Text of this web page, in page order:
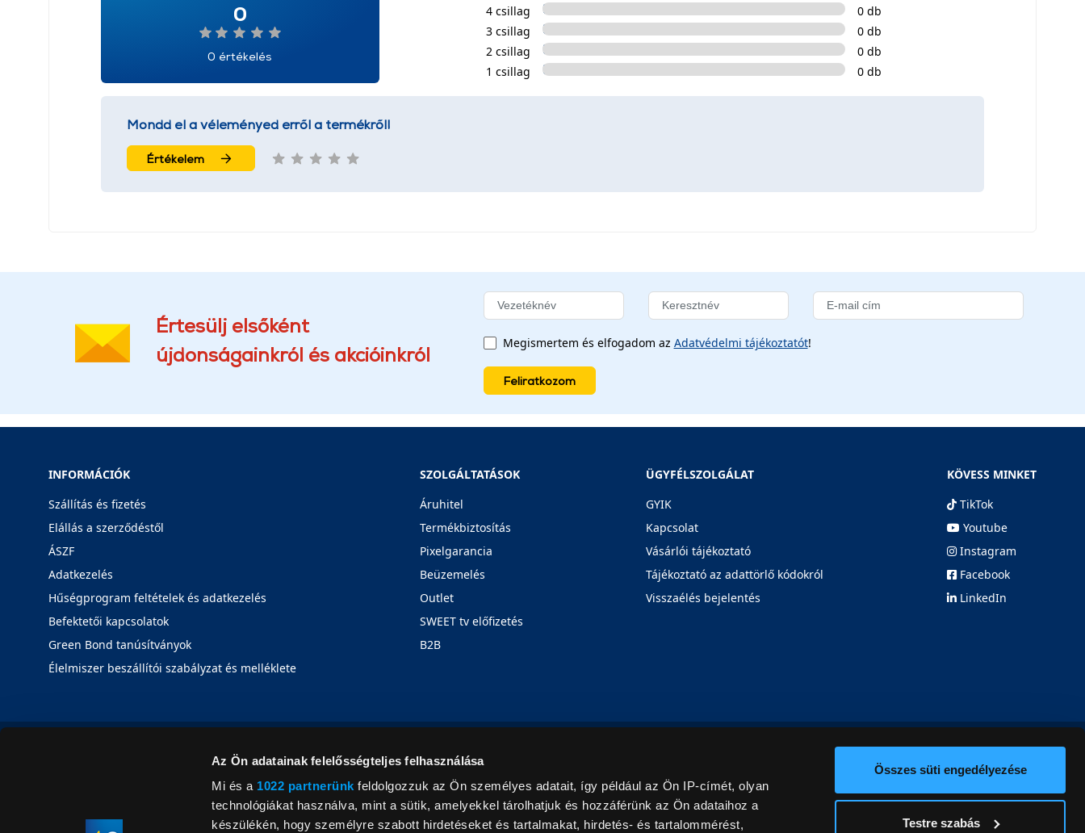
Az Ön adatainak felelősségteljes felhasználása
Mi és a 1022 partnerünk feldolgozzuk az Ön személyes adatait, így például az Ön IP-címét, olyan
technológiákat használva, mint a sütik, amelyekkel tárolhatjuk és hozzáférünk az Ön adataihoz a
készülékén, hogy személyre szabott hirdetéseket és tartalmakat, hirdetés- és tartalommérést,
Összes süti engedélyezése
Testre szabás
0
0 értékelés
4 csillag
0 db
3 csillag
0 db
2 csillag
0 db
1 csillag
0 db
Mondd el a véleményed erről a termékről!
Értékelem
Értesülj elsőként
újdonságainkról és akcióinkról
Megismertem és elfogadom az Adatvédelmi tájékoztatót!
Feliratkozom
INFORMÁCIÓK
Szállítás és fizetés
Elállás a szerződéstől
ÁSZF
Adatkezelés
Hűségprogram feltételek és adatkezelés
Befektetői kapcsolatok
Green Bond tanúsítványok
Élelmiszer beszállítói szabályzat és melléklete
SZOLGÁLTATÁSOK
Áruhitel
Termékbiztosítás
Pixelgarancia
Beüzemelés
Outlet
SWEET tv előfizetés
B2B
ÜGYFÉLSZOLGÁLAT
GYIK
Kapcsolat
Vásárlói tájékoztató
Tájékoztató az adattörlő kódokról
Visszaélés bejelentés
KÖVESS MINKET
TikTok
Youtube
Instagram
Facebook
LinkedIn